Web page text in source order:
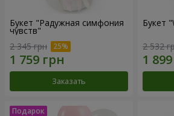
Букет "Радужная симфония
чувств"
2 345 грн
Заказать
Букет
2 532